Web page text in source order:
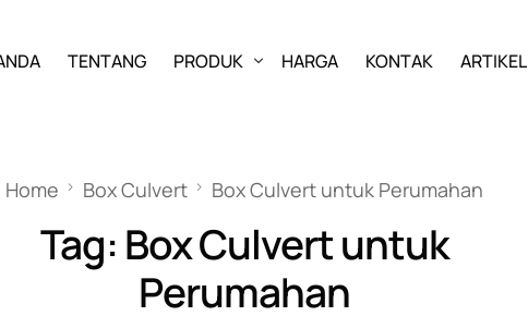
TENTANG PRODUK
PAVING BLOCK
GRASS BLOCK
KANSTIN
BUIS BETON
HARGA KONTAK ARTIKEL
Home Box Culvert Box Culvert untuk Perumahan
Tag: Box Culvert untuk
Perumahan